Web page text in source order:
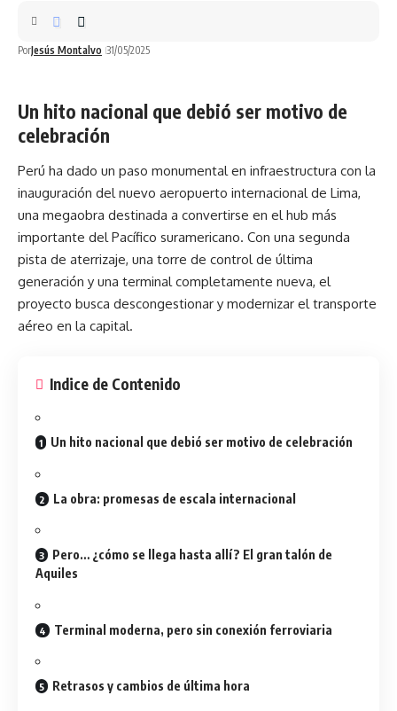
PorJesús Montalvo 31/05/2025
Un hito nacional que debió ser motivo de
celebración
Perú ha dado un paso monumental en infraestructura con la
inauguración del nuevo aeropuerto internacional de Lima,
una megaobra destinada a convertirse en el hub más
importante del Pacífico suramericano. Con una segunda
pista de aterrizaje, una torre de control de última
generación y una terminal completamente nueva, el
proyecto busca descongestionar y modernizar el transporte
aéreo en la capital.
Indice de Contenido
Un hito nacional que debió ser motivo de celebración
La obra: promesas de escala internacional
Pero… ¿cómo se llega hasta allí? El gran talón de
Aquiles
Terminal moderna, pero sin conexión ferroviaria
Retrasos y cambios de última hora